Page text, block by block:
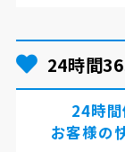
24時間
24時
お客様の